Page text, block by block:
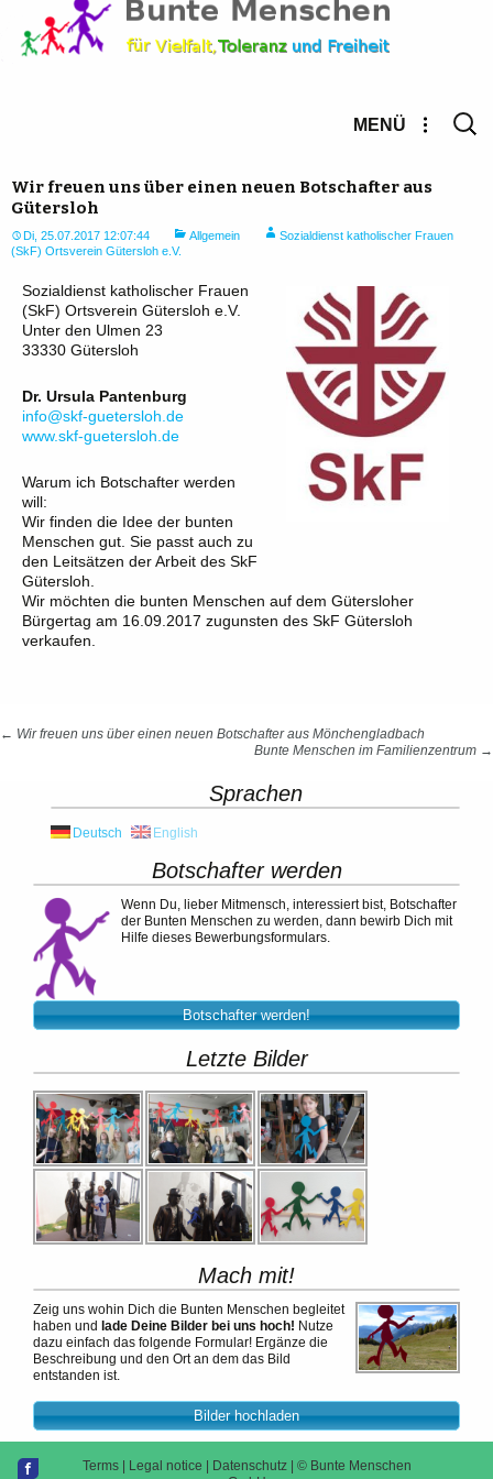
nach:
MENÜ
Wir freuen uns über einen neuen Botschafter aus
Gütersloh
Di, 25.07.2017 12:07:44 Allgemein
Sozialdienst katholischer Frauen
(SkF) Ortsverein Gütersloh e.V.
Sozialdienst katholischer Frauen
(SkF) Ortsverein Gütersloh e.V.
Unter den Ulmen 23
33330 Gütersloh
Dr. Ursula Pantenburg
info@skf-guetersloh.de
www.skf-guetersloh.de
Warum ich Botschafter werden
will:
Wir finden die Idee der bunten
Menschen gut. Sie passt auch zu
den Leitsätzen der Arbeit des SkF
Gütersloh.
Wir möchten die bunten Menschen auf dem Gütersloher
Bürgertag am 16.09.2017 zugunsten des SkF Gütersloh
verkaufen.
Beitrags-
← Wir freuen uns über einen neuen Botschafter aus Mönchengladbach
Bunte Menschen im Familienzentrum →
Sprachen
Deutsch English
Botschafter werden
Wenn Du, lieber Mitmensch, interessiert bist, Botschafter
der Bunten Menschen zu werden, dann bewirb Dich mit
Hilfe dieses Bewerbungsformulars.
Botschafter werden!
Letzte Bilder
Mach mit!
Zeig uns wohin Dich die Bunten Menschen begleitet
haben und lade Deine Bilder bei uns hoch! Nutze
dazu einfach das folgende Formular! Ergänze die
Beschreibung und den Ort an dem das Bild
entstanden ist.
Bilder hochladen
Terms| Legal notice Datenschutz| ©Bunte Menschen